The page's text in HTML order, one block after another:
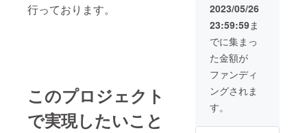
行っております。
このプロジェクト
で実現したいこと
2023/05/26
23:59:59ま
でに集まっ
た金額が
ファンディ
ングされま
す。